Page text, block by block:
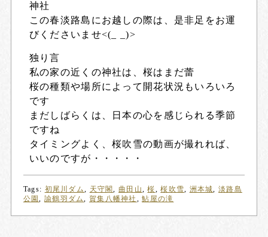
神社
この春淡路島にお越しの際は、是非足をお運
びくださいませ<(_ _)>
独り言
私の家の近くの神社は、桜はまだ蕾
桜の種類や場所によって開花状況もいろいろ
です
まだしばらくは、日本の心を感じられる季節
ですね
タイミングよく、桜吹雪の動画が撮れれば、
いいのですが・・・・・
Tags: 初尾川ダム, 天守閣, 曲田山,桜,桜吹雪, 洲本城,淡路島
公園,諭鶴羽ダム,賀集八幡神社 ,鮎屋の滝